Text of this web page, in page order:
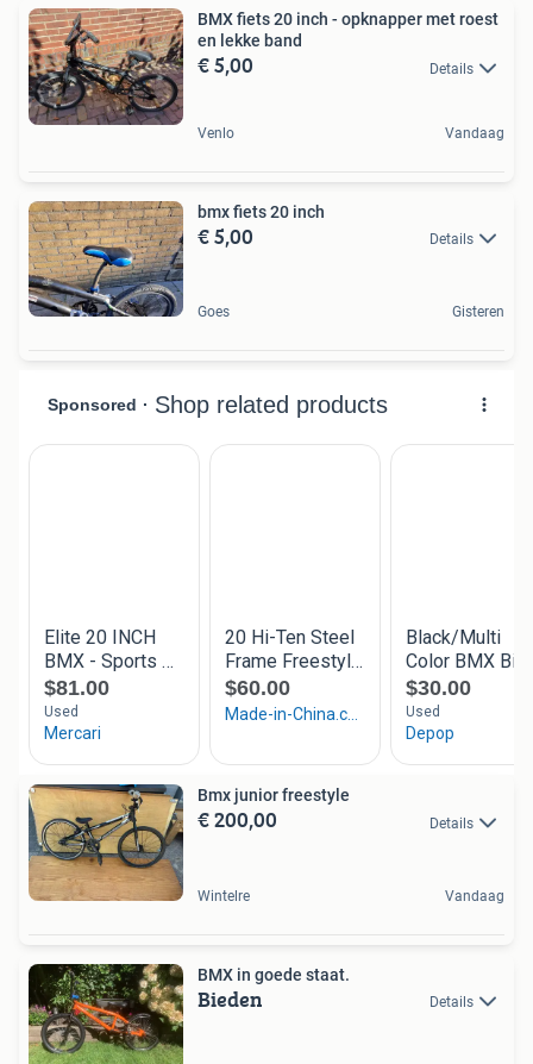
BMX fiets 20 inch - opknapper met roest
en lekke band
€ 5,00 Details
Venlo Vandaag
bmx fiets 20 inch
€ 5,00 Details
Goes Gisteren
Bmx junior freestyle
€ 200,00 Details
Wintelre Vandaag
BMX in goede staat.
Bieden Details